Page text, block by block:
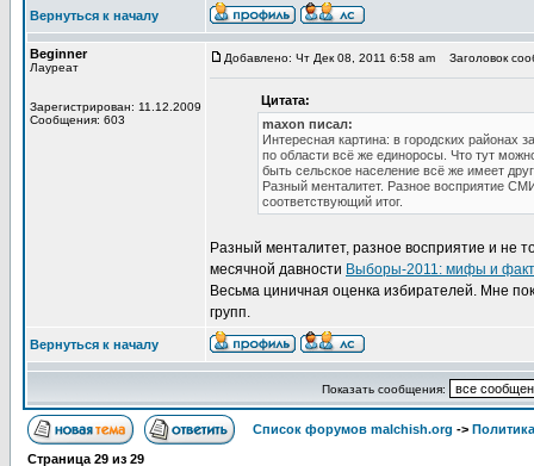
Вернуться к началу
Beginner
Лауреат
Зарегистрирован: 11.12.2009
Сообщения: 603
Добавлено: Чт Дек 08, 2011 6:58 am Заголовок
Цитата:
maxon писал:
Интересная картина: в городских районах
по области всё же единоросы. Что тут
быть сельское население всё же имеет
Разный менталитет. Разное восприятие
соответствующий итог.
Разный менталитет, разное восприятие и не
месячной давности Выборы-2011: мифы и
Весьма циничная оценка избирателей. Мне
групп.
Вернуться к началу
Показать сообщения:
Список форумов malchish.org ->
Страница 29 из 29